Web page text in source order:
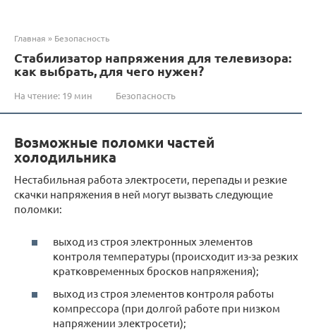
Главная » Безопасность
Стабилизатор напряжения для телевизора:
как выбрать, для чего нужен?
На чтение: 19 мин Безопасность
Возможные поломки частей
холодильника
Нестабильная работа электросети, перепады и резкие
скачки напряжения в ней могут вызвать следующие
поломки:
выход из строя электронных элементов
контроля температуры (происходит из-за резких
кратковременных бросков напряжения);
выход из строя элементов контроля работы
компрессора (при долгой работе при низком
напряжении электросети);